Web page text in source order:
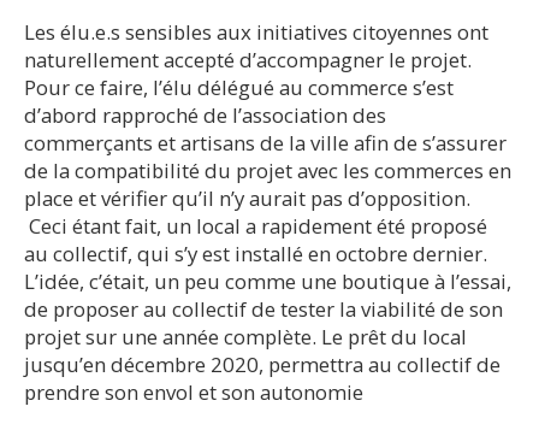
Les élu.e.s sensibles aux initiatives citoyennes ont
naturellement accepté d’accompagner le projet.
Pour ce faire, l’élu délégué au commerce s’est
d’abord rapproché de l’association des
commerçants et artisans de la ville afin de s’assurer
de la compatibilité du projet avec les commerces en
place et vérifier qu’il n’y aurait pas d’opposition.
Ceci étant fait, un local a rapidement été proposé
au collectif, qui s’y est installé en octobre dernier.
L’idée, c’était, un peu comme une boutique à l’essai,
de proposer au collectif de tester la viabilité de son
projet sur une année complète. Le prêt du local
jusqu’en décembre 2020, permettra au collectif de
prendre son envol et son autonomie